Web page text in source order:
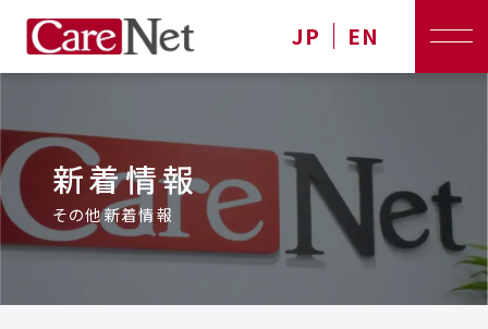
JP EN
新着情報
その他新着情報